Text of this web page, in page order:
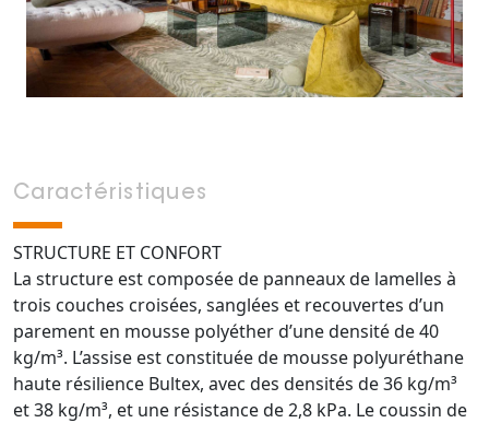
Caractéristiques
STRUCTURE ET CONFORT
La structure est composée de panneaux de lamelles à
trois couches croisées, sanglées et recouvertes d’un
parement en mousse polyéther d’une densité de 40
kg/m³. L’assise est constituée de mousse polyuréthane
haute résilience Bultex, avec des densités de 36 kg/m³
et 38 kg/m³, et une résistance de 2,8 kPa. Le coussin de